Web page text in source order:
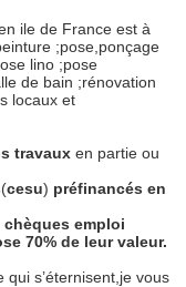
ile de France est à
;pose,ponçage
lino ;pose
de bain ;rénovation
locaux et
travauxen partie ou
(cesu) préfinancés en
emploi
70% de leur valeur.
qui s’éternisent,je vous